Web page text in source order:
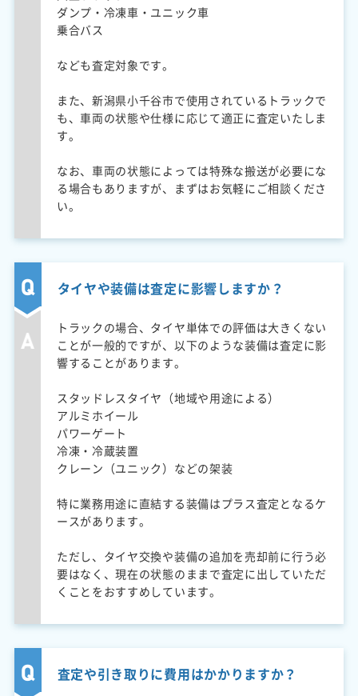
ダンプ・冷凍車・ユニック車
乗合バス
なども査定対象です。
また、新潟県小千谷市で使用されているトラックで
も、車両の状態や仕様に応じて適正に査定いたしま
す。
なお、車両の状態によっては特殊な搬送が必要にな
る場合もありますが、まずはお気軽にご相談くださ
い。
タイヤや装備は査定に影響しますか？
トラックの場合、タイヤ単体での評価は大きくない
ことが一般的ですが、以下のような装備は査定に影
響することがあります。
スタッドレスタイヤ（地域や用途による）
アルミホイール
パワーゲート
冷凍・冷蔵装置
クレーン（ユニック）などの架装
特に業務用途に直結する装備はプラス査定となるケ
ースがあります。
ただし、タイヤ交換や装備の追加を売却前に行う必
要はなく、現在の状態のままで査定に出していただ
くことをおすすめしています。
査定や引き取りに費用はかかりますか？